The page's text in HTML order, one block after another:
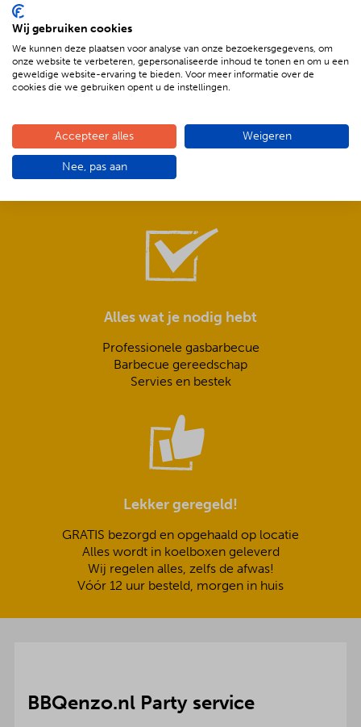
Compleet is ook écht compleet!
Frisse salades,
smeuïge sauzen,
Alles wat je nodig hebt
Professionele gasbarbecue
Barbecue gereedschap
Servies en bestek
Lekker geregeld!
GRATIS bezorgd en opgehaald op locatie
Alles wordt in koelboxen geleverd
Wij regelen alles, zelfs de afwas!
Vóór 12 uur besteld, morgen in huis
BBQenzo.nl Party service
Wij gebruiken cookies
We kunnen deze plaatsen voor analyse van onze bezoekersgegevens, om
onze website te verbeteren, gepersonaliseerde inhoud te tonen en om u een
geweldige website-ervaring te bieden. Voor meer informatie over de
cookies die we gebruiken opent u de instellingen.
Accepteer alles Weigeren
Nee, pas aan